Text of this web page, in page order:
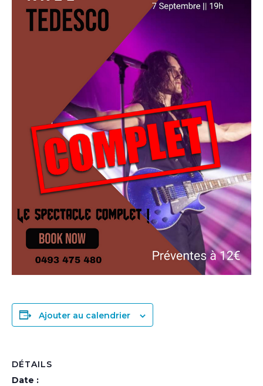
Ajouter au calendrier
DÉTAILS
Date :